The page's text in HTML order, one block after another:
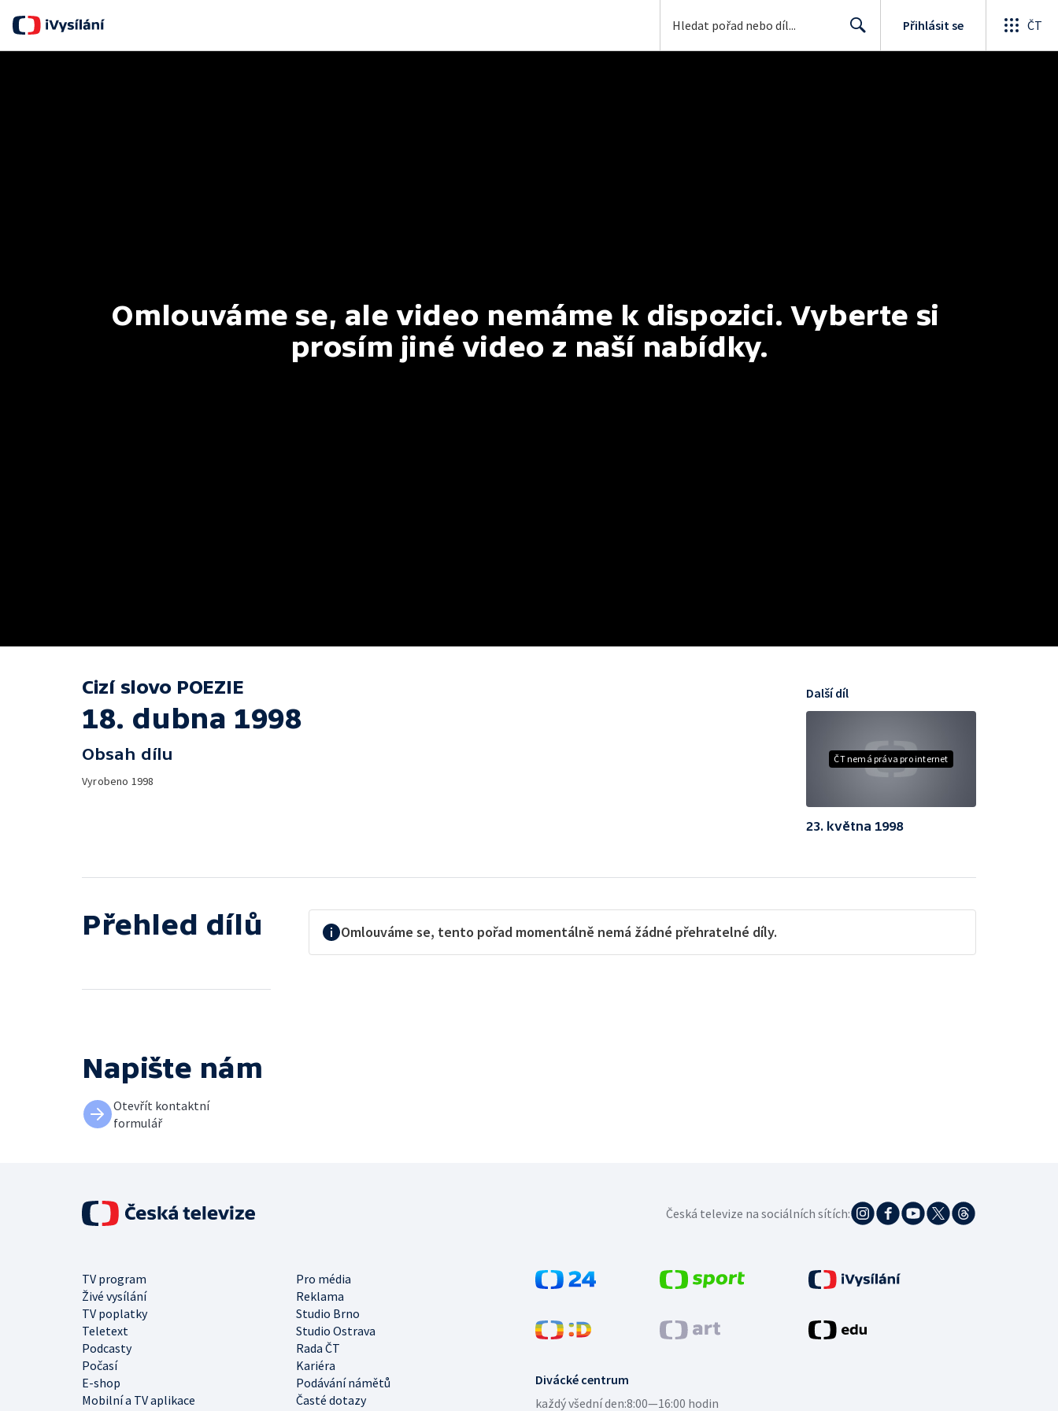
Přihlásit se ČT
Omlouváme se, ale video nemáme k dispozici. Vyberte si
prosím jiné video z naší nabídky.
Cizí slovo POEZIE
18. dubna 1998
Obsah dílu
Vyrobeno 1998
ČT nemá práva pro internet
Další díl
23. května 1998
Přehled dílů Omlouváme se, tento pořad momentálně nemá žádné přehratelné díly.
Napište nám
Otevřít kontaktní
formulář
Divácké centrum
každý všední den:8:00—16:00 hodin
TV program
Pro média
Živé vysílání
Reklama
TV poplatky
Studio Brno
Teletext
Studio Ostrava
Podcasty
Rada ČT
Počasí
Kariéra
E-shop
Podávání námětů
Mobilní a TV aplikace
Časté dotazy
Česká televize na sociálních sítích: